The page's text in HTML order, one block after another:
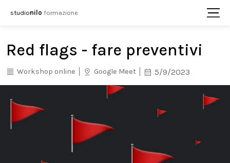
studionilo formazione
Red flags - fare preventivi
Workshop online Google Meet 5/9/2023